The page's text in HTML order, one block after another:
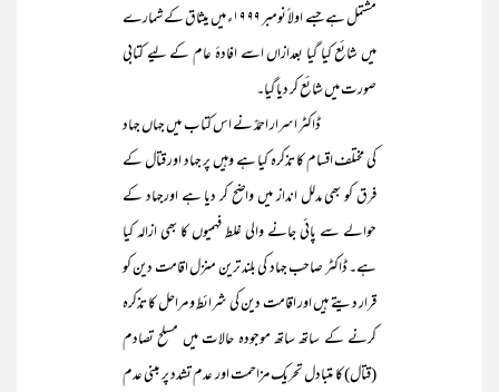
مشتمل ہے جسے اولاً نومبر ۹۹ ۱۹ء میں میثاق کے شمارے
میں شائع کیا گیا بعدازاں اسے افادۂ عام کے لیے کتابی
صورت میں شائع کر دیا گیا۔
ڈاکٹر اسرار احمدؒ نے اس کتاب میں جہاں جہاد
کی مختلف اقسام کا تذکرہ کیا ہے وہیں پر جہاد اور قتال کے
فرق کو بھی مدلل انداز میں واضح کر دیا ہے اورجہاد کے
حوالے سے پائی جانے والی غلط فہمیوں کا بھی ازالہ کیا
ہے۔ ڈاکٹر صاحب جہاد کی بلند ترین منزل اقامت دین کو
قرار دیتے ہیں اور اقامت دین کی شرائط و مراحل کا تذکرہ
کرنے کے ساتھ ساتھ موجودہ حالات میں مسلح تصادم
(قتال) کا متبادل تحریک مزاحمت اور عدم تشدد پر مبنی عدم